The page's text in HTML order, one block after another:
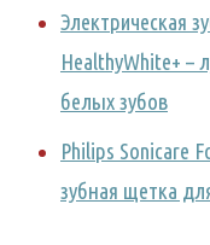
Электрическая
HealthyWhite+ –
белых зубов
Philips Sonicare
зубная щетка